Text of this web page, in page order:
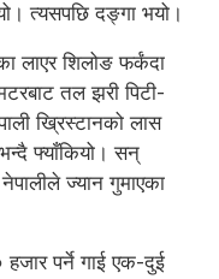
त्यसपछि दङ्गा भयो।
लाएर शिलोङ फर्कंदा
तल झरी पिटी-
ख्रिस्टानको लास
भन्दै फ्याँकियो। सन्
ज्यान गुमाएका
पर्ने गाई एक-दुई